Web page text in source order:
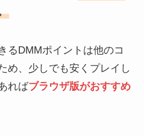
るDMMポイントは他のコ
め、少しでも安くプレイし
ればブラウザ版がおすすめ